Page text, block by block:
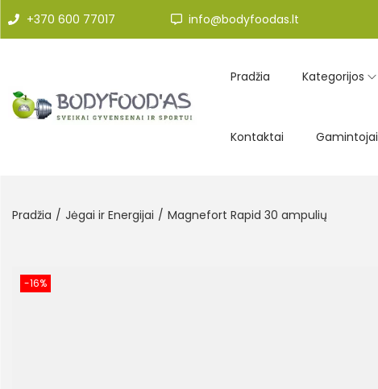
+370 600 77017 info@bodyfoodas.lt
Pradžia Kategorijos
Kontaktai Gamintojai
Pradžia / Jėgai ir Energijai / Magnefort Rapid 30 ampulių
-16%